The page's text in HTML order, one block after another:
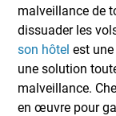
malveillance de
dissuader les
son hôtel est
une solution
malveillance.
en œuvre pour